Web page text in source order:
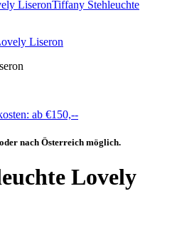
LiseronTiffany Stehleuchte
ab €150,--
nach Österreich möglich.
Lovely